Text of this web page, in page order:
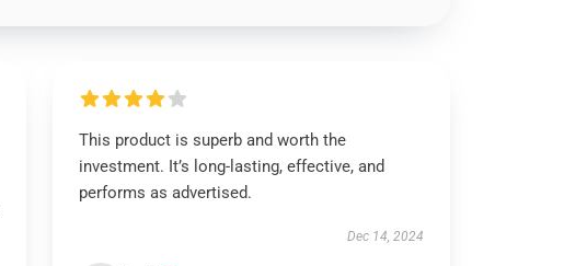
This product is superb and worth the
investment. It’s long-lasting, effective, and
performs as advertised.
Dec 14, 2024